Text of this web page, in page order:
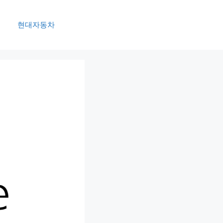
현대자동차